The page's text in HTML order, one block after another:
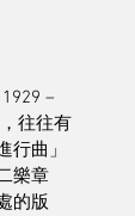
–
往往有
曲」
樂章
的版